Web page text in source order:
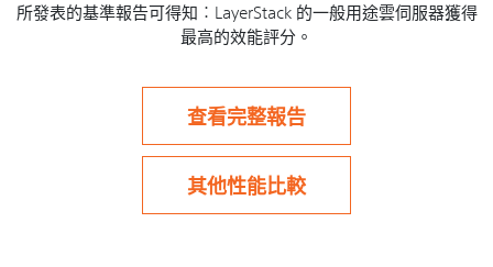
所發表的基準報告可得知︰LayerStack 的一般用途雲伺服器獲得
最高的效能評分。
查看完整報告
其他性能比較